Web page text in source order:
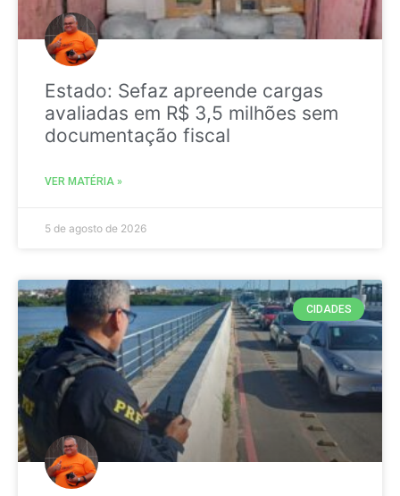
Estado: Sefaz apreende cargas
avaliadas em R$ 3,5 milhões sem
documentação fiscal
VER MATÉRIA »
5 de agosto de 2026
CIDADES